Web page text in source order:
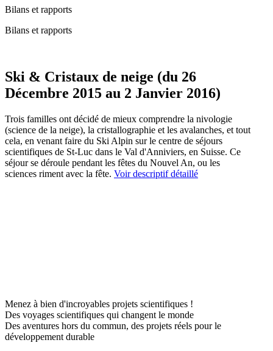
Bilans et rapports
Bilans et rapports
Ski & Cristaux de neige (du 26
Décembre 2015 au 2 Janvier 2016)
Trois familles ont décidé de mieux comprendre la nivologie
(science de la neige), la cristallographie et les avalanches, et tout
cela, en venant faire du Ski Alpin sur le centre de séjours
scientifiques de St-Luc dans le Val d'Anniviers, en Suisse. Ce
séjour se déroule pendant les fêtes du Nouvel An, ou les
sciences riment avec la fête. Voir descriptif détaillé
Menez à bien d'incroyables projets scientifiques !
Des voyages scientifiques qui changent le monde
Des aventures hors du commun, des projets réels pour le
développement durable